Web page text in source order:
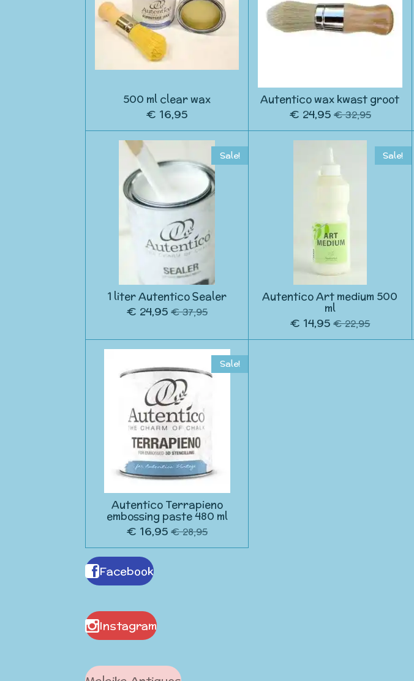
500 ml clear wax
€ 16,95
Autentico wax kwast groot
€ 24,95 € 32,95
Sale!
1 liter Autentico Sealer
€ 24,95 € 37,95
Sale!
Autentico Art medium 500
ml
€ 14,95 € 22,95
Sale!
Autentico Terrapieno
embossing paste 480 ml
€ 16,95 € 28,95
Facebook
Instagram